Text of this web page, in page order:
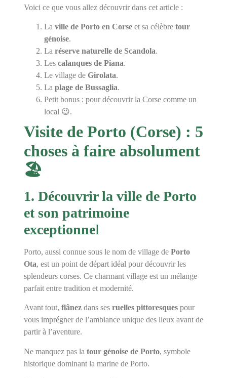
Voici ce que vous allez découvrir dans cet article :
La ville de Porto en Corseet sa célèbretour
génoise.
La réserve naturelle de Scandola.
Les calanques de Piana.
Le village de Girolata.
La plage de Bussaglia.
Petit bonus : pour découvrir la Corse comme un
local 😉.
Visite de Porto (Corse) : 5
choses à faire absolument
🏖️
1. Découvrir la ville de Porto
et son patrimoine
exceptionnel
Porto, aussi connue sous le nom de village de Porto
Ota, est un point de départ idéal pour découvrir les
splendeurs corses. Ce charmant village est un mélange
parfait entre tradition et modernité.
Avant tout, flânezdans ses ruelles pittoresquespour
vous imprégner de l’ambiance unique des lieux avant de
partir à l’aventure.
Ne manquez pas la tour génoise de Porto, symbole
historique dominant la marine de Porto.